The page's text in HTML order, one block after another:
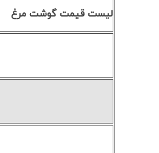
لیست قیمت گوشت مرغ